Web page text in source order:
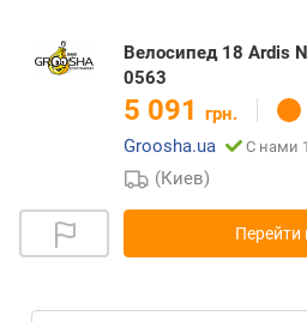
Велосипед 18 Ardis
0563
5 091 грн.
Groosha.ua
С нами
(Киев)
Перейти